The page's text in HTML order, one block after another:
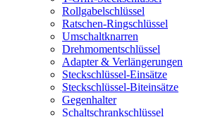
Rollgabelschlüssel
Ratschen-Ringschlüssel
Umschaltknarren
Drehmomentschlüssel
Adapter & Verlängerungen
Steckschlüssel-Einsätze
Steckschlüssel-Biteinsätze
Gegenhalter
Schaltschrankschlüssel